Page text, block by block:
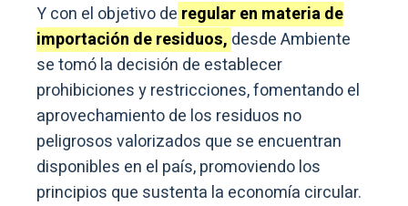
Y con el objetivo de regular en materia de
importación de residuos, desde Ambiente
se tomó la decisión de establecer
prohibiciones y restricciones, fomentando el
aprovechamiento de los residuos no
peligrosos valorizados que se encuentran
disponibles en el país, promoviendo los
principios que sustenta la economía circular.